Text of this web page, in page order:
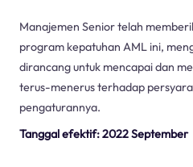
Manajemen Senior telah
program kepatuhan AML ini,
dirancang untuk mencapai dan
terus-menerus terhadap
pengaturannya.
Tanggal efektif: 2022 September